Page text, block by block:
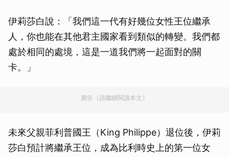
伊莉莎白說：「我們這一代有好幾位女性王位繼承
人，你也能在其他君主國家看到類似的轉變。我們都
處於相同的處境，這是一道我們將一起面對的關
卡。」
廣告（請繼續閱讀本文）
未來父親菲利普國王（King Philippe）退位後，伊莉
莎白預計將繼承王位，成為比利時史上的第一位女